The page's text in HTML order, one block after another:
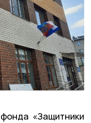
«Защитники